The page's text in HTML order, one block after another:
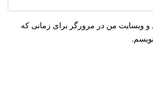
و وبسایت من در مرورگر برای زمانی که